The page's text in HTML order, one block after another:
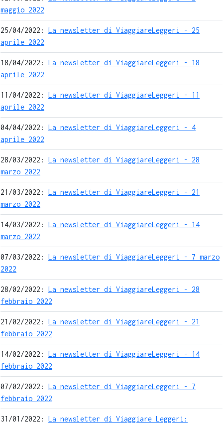
maggio 2022
25/04/2022: La newsletter di ViaggiareLeggeri - 25
aprile 2022
18/04/2022: La newsletter di ViaggiareLeggeri - 18
aprile 2022
11/04/2022: La newsletter di ViaggiareLeggeri - 11
aprile 2022
04/04/2022: La newsletter di ViaggiareLeggeri - 4
aprile 2022
28/03/2022: La newsletter di ViaggiareLeggeri - 28
marzo 2022
21/03/2022: La newsletter di ViaggiareLeggeri - 21
marzo 2022
14/03/2022: La newsletter di ViaggiareLeggeri - 14
marzo 2022
07/03/2022: La newsletter di ViaggiareLeggeri - 7 marzo
2022
28/02/2022: La newsletter di ViaggiareLeggeri - 28
febbraio 2022
21/02/2022: La newsletter di ViaggiareLeggeri - 21
febbraio 2022
14/02/2022: La newsletter di ViaggiareLeggeri - 14
febbraio 2022
07/02/2022: La newsletter di ViaggiareLeggeri - 7
febbraio 2022
31/01/2022: La newsletter di Viaggiare Leggeri: